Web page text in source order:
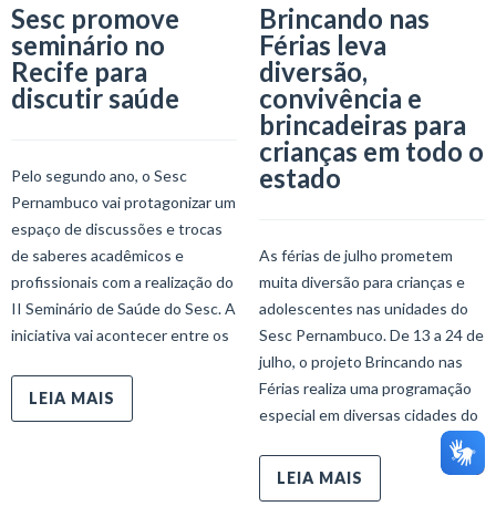
Sesc promove
seminário no
Recife para
discutir saúde
Pelo segundo ano, o Sesc
Pernambuco vai protagonizar um
espaço de discussões e trocas
de saberes acadêmicos e
profissionais com a realização do
II Seminário de Saúde do Sesc. A
iniciativa vai acontecer entre os
LEIA MAIS
Brincando nas
Férias leva
diversão,
convivência e
brincadeiras para
crianças em todo o
estado
As férias de julho prometem
muita diversão para crianças e
adolescentes nas unidades do
Sesc Pernambuco. De 13 a 24 de
julho, o projeto Brincando nas
Férias realiza uma programação
especial em diversas cidades do
LEIA MAIS